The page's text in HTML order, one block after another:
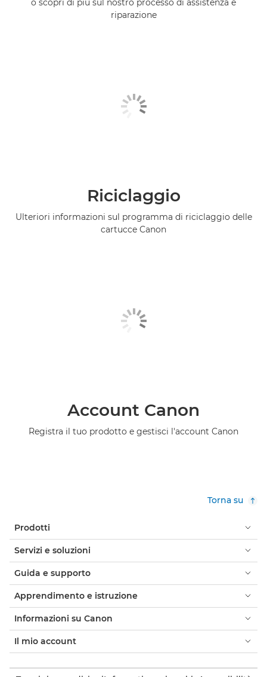
o scopri di più sul nostro processo di assistenza e
riparazione
Riciclaggio
Ulteriori informazioni sul programma di riciclaggio delle
cartucce Canon
Account Canon
Registra il tuo prodotto e gestisci l'account Canon
Torna su
Prodotti
Servizi e soluzioni
Guida e supporto
Apprendimento e istruzione
Informazioni su Canon
Il mio account